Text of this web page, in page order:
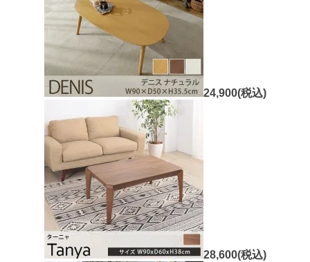
24,900(税込)
28,600(税込)